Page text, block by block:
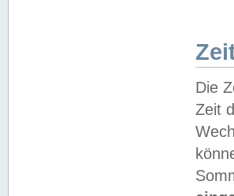
Die
Zeit